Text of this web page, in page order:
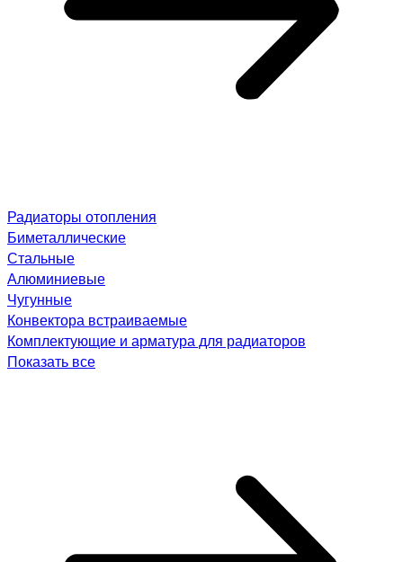
Радиаторы отопления
Биметаллические
Стальные
Алюминиевые
Чугунные
Конвектора встраиваемые
Комплектующие и арматура для радиаторов
Показать все